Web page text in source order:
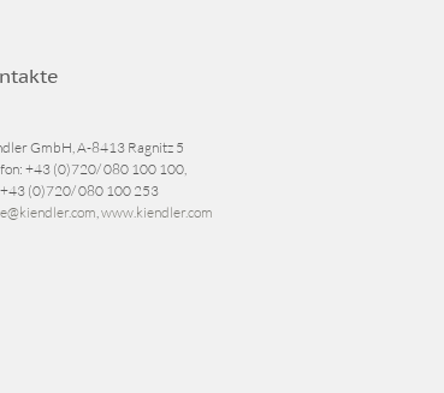
GmbH, A-8413 Ragnitz 5
+43 (0)720/ 080 100 100
+43 (0)720/ 080 100 253
www.kiendler.com